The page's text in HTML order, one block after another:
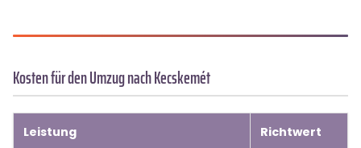
Kosten für den Umzug nach Kecskemét
Leistung Richtwert